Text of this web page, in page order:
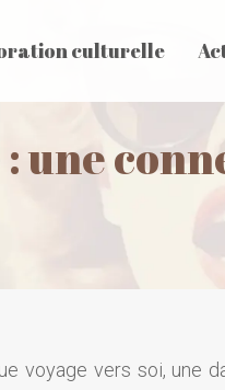
culturelle
une
voyage vers soi, une